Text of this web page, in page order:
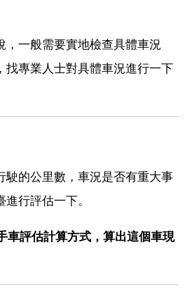
，一般需要實地檢查具體車況
找專業人士對具體車況進行一下
駛的公里數，車況是否有重大事
行評估一下。
評估計算方式，算出這個車現